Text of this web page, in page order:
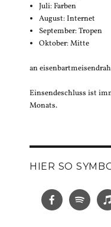
Juli: Farben
August: Internet
September: Tropen
Oktober: Mitte
an
Einsendeschluss ist
Monats.
HIER SO